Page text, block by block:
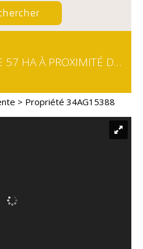
PROPRIÉTÉ BÂTIE DE 57 HA À PROXIMITÉ DU LAC DU SALAGOU, LODÈVE ET CLERMONT L'HÉRAULT
> Propriété 34AG15388